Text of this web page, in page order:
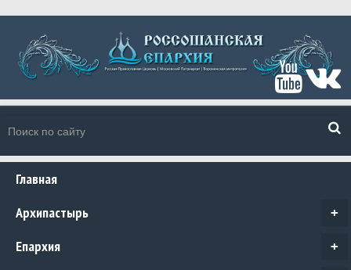
Главная
+
Архипастырь
+
Епархия